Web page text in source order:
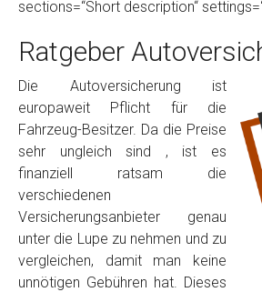
sections=“Short description“
Ratgeber
Die Autoversicherung ist
europaweit Pflicht für die
Fahrzeug-Besitzer. Da die Preise
sehr ungleich sind , ist es
finanziell ratsam die
verschiedenen
Versicherungsanbieter genau
unter die Lupe zu nehmen und zu
vergleichen, damit man keine
unnötigen Gebühren hat. Dieses